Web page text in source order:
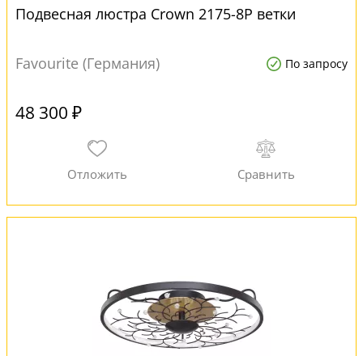
Подвесная люстра Crown 2175-8P ветки
Favourite (Германия) По запросу
48 300 ₽